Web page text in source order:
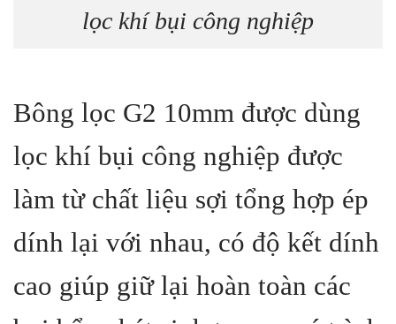
lọc khí bụi công nghiệp
Bông lọc G2 10mm được dùng
lọc khí bụi công nghiệp được
làm từ chất liệu sợi tổng hợp ép
dính lại với nhau, có độ kết dính
cao giúp giữ lại hoàn toàn các